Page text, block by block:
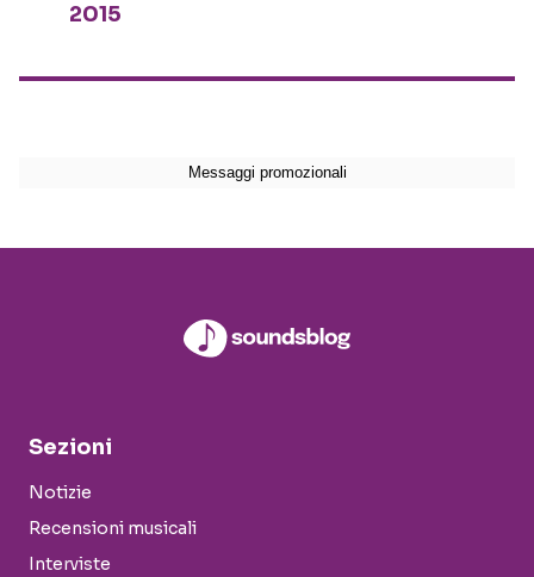
2015
Sezioni
Notizie
Recensioni musicali
Interviste